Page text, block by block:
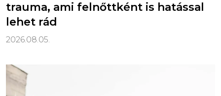
trauma, ami felnőttként is hatással
lehet rád
2026.08.05.